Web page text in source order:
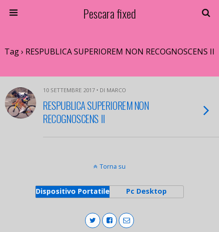
Pescara fixed
Tag › RESPUBLICA SUPERIOREM NON RECOGNOSCENS II
10 SETTEMBRE 2017 • DI MARCO
RESPUBLICA SUPERIOREM NON
RECOGNOSCENS II
Torna su
Dispositivo Portatile Pc Desktop